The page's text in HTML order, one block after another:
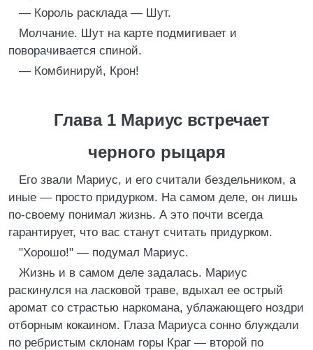
— Король расклада — Шут.
Молчание. Шут на карте подмигивает и
поворачивается спиной.
— Комбинируй, Крон!
Глава 1 Мариус встречает
черного рыцаря
Его звали Мариус, и его считали бездельником, а
иные — просто придурком. На самом деле, он лишь
по-своему понимал жизнь. А это почти всегда
гарантирует, что вас станут считать придурком.
"Хорошо!" — подумал Мариус.
Жизнь и в самом деле задалась. Мариус
раскинулся на ласковой траве, вдыхал ее острый
аромат со страстью наркомана, ублажающего ноздри
отборным кокаином. Глаза Мариуса сонно блуждали
по ребристым склонам горы Краг — второй по